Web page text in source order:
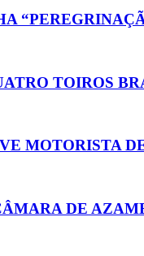
TOIROS
MOTORISTA
DE